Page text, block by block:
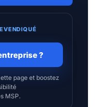
?
page et boostez
MSP.